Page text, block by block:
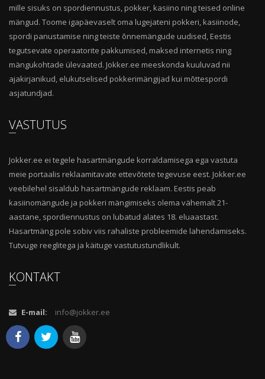
mille sisuks on spordiennustus, pokker, kasiino ning teised online
mängud. Toome igapäevaselt oma lugejateni pokkeri, kasiinode,
spordi panustamise ning teiste õnnemängude uudised, Eestis
tegutsevate operaatorite pakkumised, maksed internetis ning
mängukohtade ülevaated. Jokker.ee meeskonda kuuluvad nii
ajakirjanikud, elukutselised pokkerimängijad kui mõttespordi
asjatundjad.
VASTUTUS
Jokker.ee ei tegele hasartmängude korraldamisega ega vastuta
meie portaalis reklaamitavate ettevõtete tegevuse eest. Jokker.ee
veebilehel sisaldub hasartmängude reklaam. Eestis peab
kasiinomängude ja pokkeri mängimiseks olema vähemalt 21-
aastane, spordiennustus on lubatud alates 18. eluaastast.
Hasartmäng pole sobiv viis rahaliste probleemide lahendamiseks.
Tutvuge reeglitega ja käituge vastutustundlikult.
KONTAKT
E-mail: info@jokker.ee